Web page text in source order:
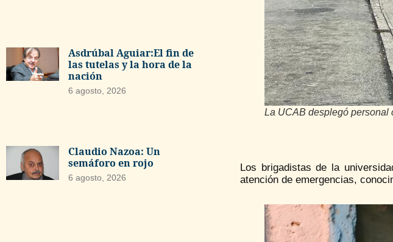
Asdrúbal Aguiar:El fin de
las tutelas y la hora de la
nación
6 agosto, 2026
Claudio Nazoa: Un
semáforo en rojo
6 agosto, 2026
La UCAB desplegó personal
Los brigadistas de la
atención de emergencias,